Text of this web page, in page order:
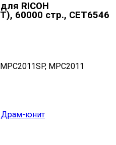
RICOH
60000 стр., CET6546
MPC2011
Драм-юнит